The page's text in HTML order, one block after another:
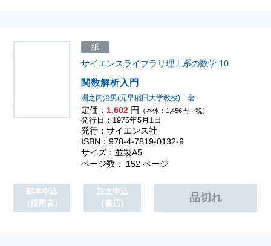
関数解析入門
サイエンスライブラリ理工系の数学 10
洲之内治男(元早稲田大学教授) 著
定価： 1,602 円 （本体：1,456円＋税）
紙
発行日：1975年5月1日
発行：サイエンス社
ISBN：978-4-7819-0132-9
サイズ：並製A5
ページ数： 152 ページ
献本申込
（採用者）
注文申込
（書店）